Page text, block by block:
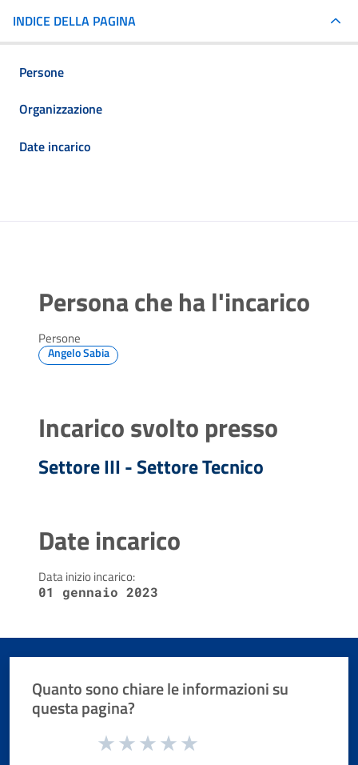
INDICE DELLA PAGINA
Persone
Organizzazione
Date incarico
Persona che ha l'incarico
Persone
Angelo Sabia
Incarico svolto presso
Settore III - Settore Tecnico
Date incarico
Data inizio incarico:
01 gennaio 2023
Quanto sono chiare le informazioni su
questa pagina?
Valuta da 1 a 5 stelle la pagina